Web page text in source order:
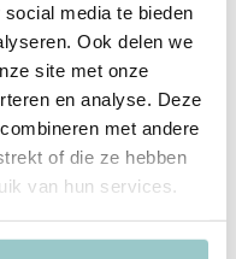
media te bieden
Ook delen we
site met onze
en analyse. Deze
met andere
of die ze hebben
van hun services.